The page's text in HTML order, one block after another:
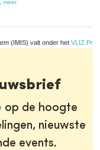
meer
(IMIS) valt onder het VLIZ
op de hoogte
nieuwste
events.